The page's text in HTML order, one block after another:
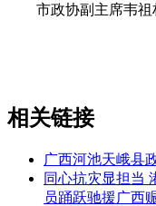
市政协副主席韦祖
相关链接
广西河池天峨县
同心抗灾显担当
员踊跃驰援广西